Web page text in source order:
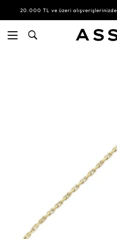
20.000 TL ve üzeri alışverişlerinizde